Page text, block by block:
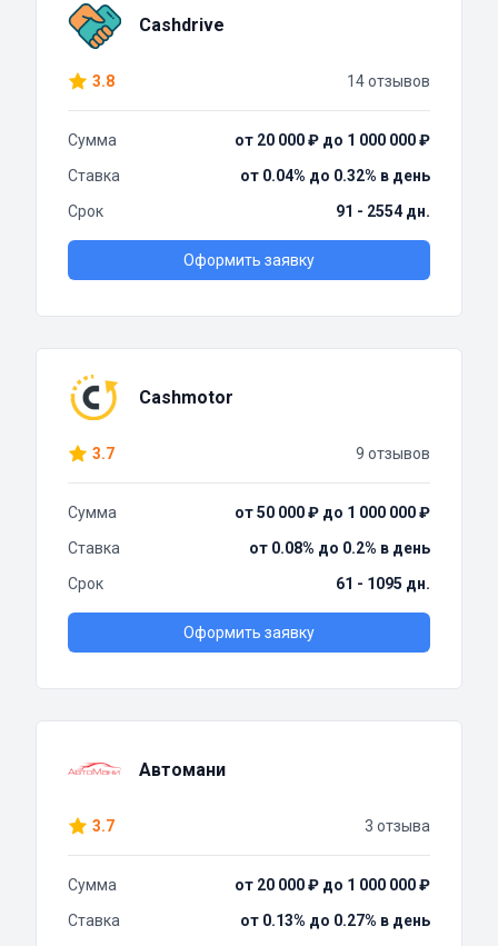
Cashdrive
3.8 14 отзывов
Сумма
от 20 000 ₽ до 1 000 000 ₽
Ставка
от 0.04% до 0.32% в день
Срок
91 - 2554 дн.
Оформить заявку
Cashmotor
3.7 9 отзывов
Сумма
от 50 000 ₽ до 1 000 000 ₽
Ставка
от 0.08% до 0.2% в день
Срок
61 - 1095 дн.
Оформить заявку
Автомани
3.7 3 отзыва
Сумма
от 20 000 ₽ до 1 000 000 ₽
Ставка
от 0.13% до 0.27% в день